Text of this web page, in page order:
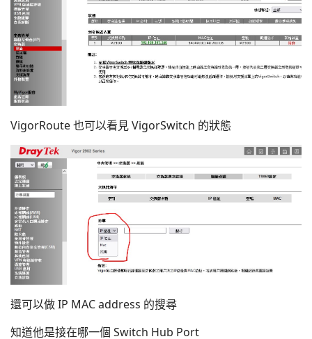
VigorRoute 也可以看見 VigorSwitch 的狀態
還可以做 IP MAC address 的搜尋
知道他是接在哪一個 Switch Hub Port